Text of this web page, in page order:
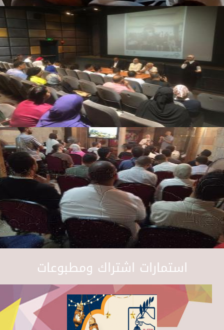
استمارات اشتراك ومطبوعات